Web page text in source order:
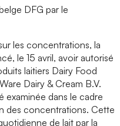
DFG par le
les concentrations, la
le 15 avril, avoir autorisé
laitiers Dairy Food
Dairy & Cream B.V.
examinée dans le cadre
des concentrations. Cette
de lait par la